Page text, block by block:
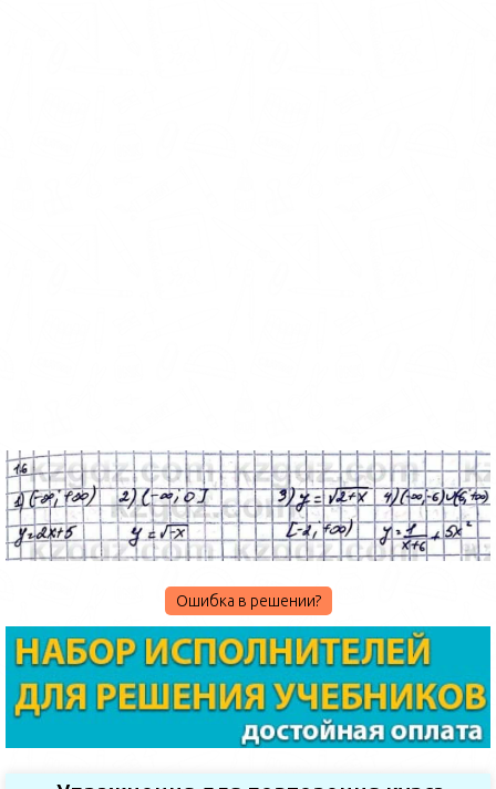
Ошибка в решении?